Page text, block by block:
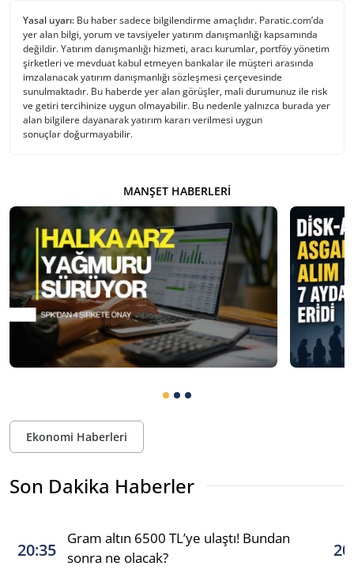
Yasal uyarı: Bu haber sadece bilgilendirme amaçlıdır. Paratic.com’da
yer alan bilgi, yorum ve tavsiyeler yatırım danışmanlığı kapsamında
değildir. Yatırım danışmanlığı hizmeti, aracı kurumlar, portföy yönetim
şirketleri ve mevduat kabul etmeyen bankalar ile müşteri arasında
imzalanacak yatırım danışmanlığı sözleşmesi çerçevesinde
sunulmaktadır. Bu haberde yer alan görüşler, mali durumunuz ile risk
ve getiri tercihinize uygun olmayabilir. Bu nedenle yalnızca burada yer
alan bilgilere dayanarak yatırım kararı verilmesi uygun
sonuçlar doğurmayabilir.
MANŞET HABERLERI
Ekonomi Haberleri
Son Dakika Haberler
20:35
Gram altın 6500 TL’ye ulaştı! Bundan
sonra ne olacak?